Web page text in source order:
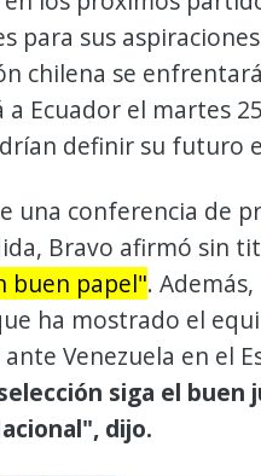
para sus
chilena se
a Ecuador el martes
definir su futuro
una conferencia de
Bravo afirmó sin
buen papel".
ha mostrado el
Venezuela en el
siga el
dijo.